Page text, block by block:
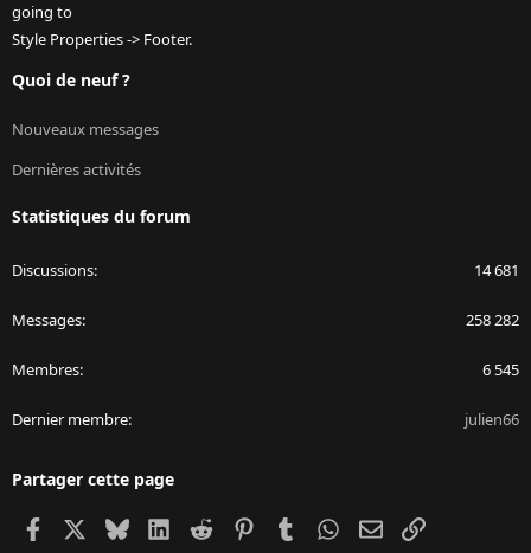
going to
Style Properties -> Footer.
Quoi de neuf ?
Nouveaux messages
Dernières activités
Statistiques du forum
Discussions 14 681
Messages 258 282
Membres 6 545
Dernier membre julien66
Partager cette page
Facebook BlueskyLinkedIn
Reddit PinterestTumblr WhatsApp
EmailLien